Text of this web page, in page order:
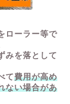
ローラー等で
みを落として
て費用が高め
ない場合があ